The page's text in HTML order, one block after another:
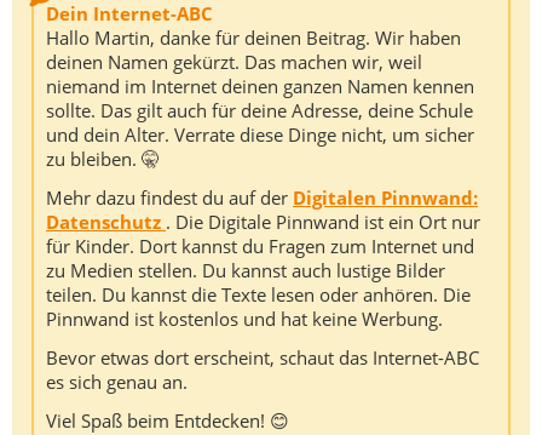
Dein Internet-ABC
Hallo Martin, danke für deinen Beitrag. Wir haben
deinen Namen gekürzt. Das machen wir, weil
niemand im Internet deinen ganzen Namen kennen
sollte. Das gilt auch für deine Adresse, deine Schule
und dein Alter. Verrate diese Dinge nicht, um sicher
zu bleiben. 🤫
Mehr dazu findest du auf der Digitalen Pinnwand:
Datenschutz . Die Digitale Pinnwand ist ein Ort nur
für Kinder. Dort kannst du Fragen zum Internet und
zu Medien stellen. Du kannst auch lustige Bilder
teilen. Du kannst die Texte lesen oder anhören. Die
Pinnwand ist kostenlos und hat keine Werbung.
Bevor etwas dort erscheint, schaut das Internet-ABC
es sich genau an.
Viel Spaß beim Entdecken! 😊